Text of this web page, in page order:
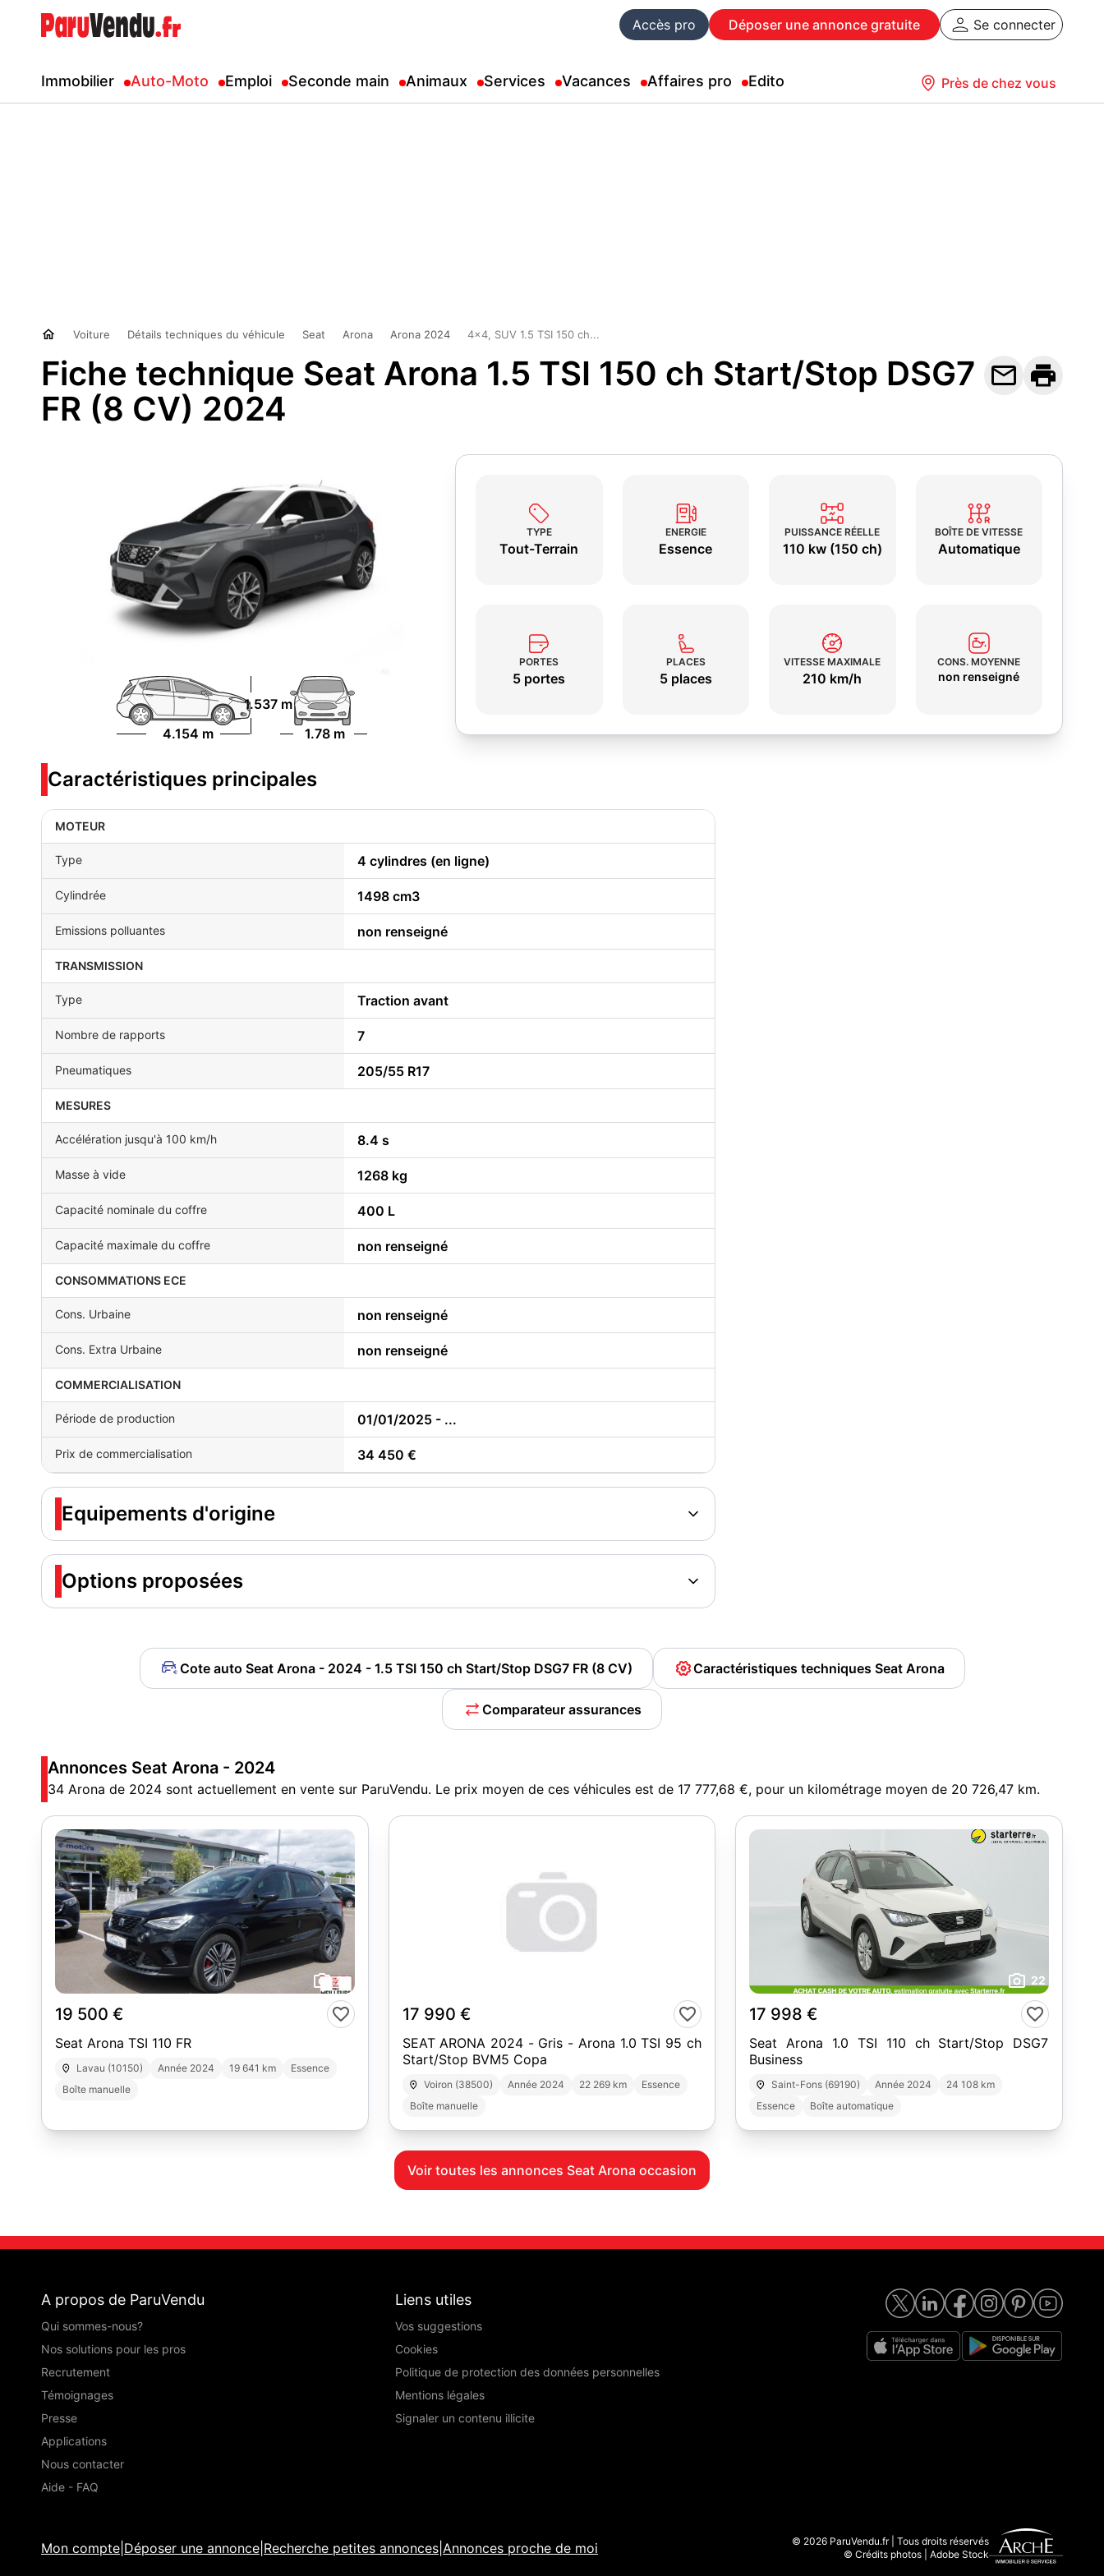
Accès pro Déposer une annonce gratuite Se connecter
Immobilier Auto-Moto Emploi Seconde main Animaux Services Vacances Affaires pro Edito Près de chez vous
Voiture Détails techniques du véhicule Seat Arona Arona 2024 4x4, SUV 1.5 TSI 150 ch...
Fiche technique Seat Arona 1.5 TSI 150 ch Start/Stop DSG7
FR (8 CV) 2024
 
4.154 m 1.78 m
1.537 m
TYPE
Tout-Terrain
ENERGIE
Essence
PUISSANCE RÉELLE
110 kw (150 ch)
BOÎTE DE VITESSE
Automatique
PORTES
5 portes
PLACES
5 places
VITESSE MAXIMALE
210 km/h
CONS. MOYENNE
non renseigné
Caractéristiques principales
MOTEUR
Type 4 cylindres (en ligne)
Cylindrée 1498 cm3
Emissions polluantes non renseigné
TRANSMISSION
Type Traction avant
Nombre de rapports 7
Pneumatiques 205/55 R17
MESURES
Accélération jusqu'à 100 km/h 8.4 s
Masse à vide 1268 kg
Capacité nominale du coffre 400 L
Capacité maximale du coffre non renseigné
CONSOMMATIONS ECE
Cons. Urbaine non renseigné
Cons. Extra Urbaine non renseigné
COMMERCIALISATION
Période de production 01/01/2025 - ...
Prix de commercialisation 34 450 €
Equipements d'origine
Options proposées
Cote auto Seat Arona - 2024 - 1.5 TSI 150 ch Start/Stop DSG7 FR (8 CV) Caractéristiques techniques Seat Arona
Comparateur assurances
Annonces Seat Arona - 2024
34 Arona de 2024 sont actuellement en vente sur ParuVendu. Le prix moyen de ces véhicules est de 17 777,68 €, pour un kilométrage moyen de 20 726,47 km.
20
19 500 €
Seat Arona TSI 110 FR
Lavau (10150) Année 2024 19 641 km
Essence
Boîte manuelle
17 990 €
SEAT ARONA 2024 - Gris - Arona 1.0 TSI 95 ch
Start/Stop BVM5 Copa
Voiron (38500) Année 2024 22 269 km
Essence
Boîte manuelle
22
17 998 €
Seat Arona 1.0 TSI 110 ch Start/Stop DSG7
Business
Saint-Fons (69190) Année 2024
24 108 km
Essence
Boîte automatique
Voir toutes les annonces Seat Arona occasion
A propos de ParuVendu
Qui sommes-nous?
Nos solutions pour les pros
Recrutement
Témoignages
Presse
Applications
Nous contacter
Aide - FAQ
Liens utiles
Vos suggestions
Cookies
Politique de protection des données personnelles
Mentions légales
Signaler un contenu illicite
Mon compte Déposer une annonce Recherche petites annonces Annonces proche de moi
© 2026 ParuVendu.fr | Tous droits réservés
© Crédits photos | Adobe Stock